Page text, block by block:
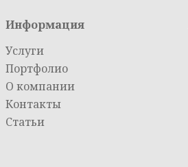
Информация
Услуги
Портфолио
О компании
Контакты
Статьи